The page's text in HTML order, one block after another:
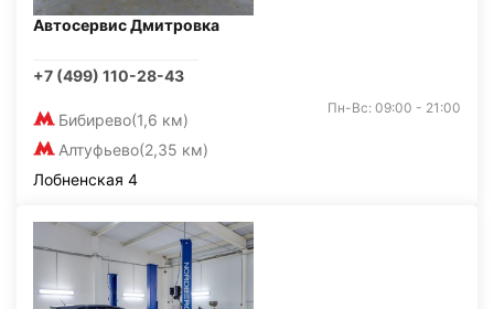
Автосервис Дмитровка
+7 (499) 110-28-43
Бибирево(1,6 км)
Алтуфьево(2,35 км)
Пн-Вс: 09:00 - 21:00
Лобненская 4